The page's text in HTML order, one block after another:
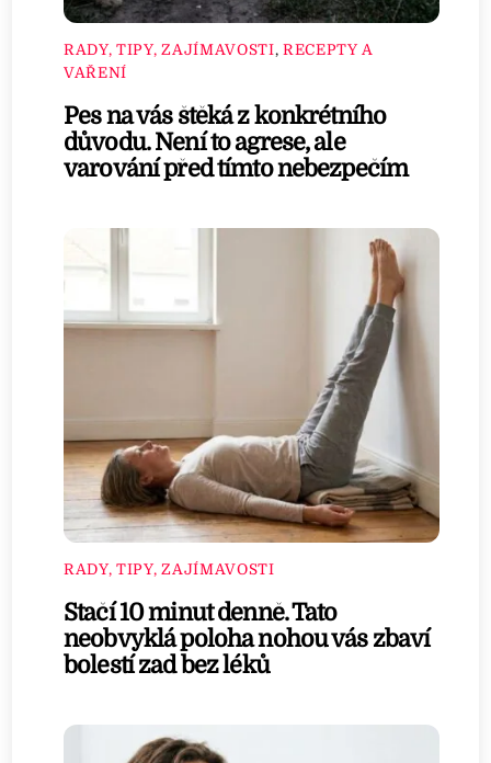
RADY, TIPY, ZAJÍMAVOSTI, RECEPTY A
VAŘENÍ
Pes na vás štěká z konkrétního
důvodu. Není to agrese, ale
varování před tímto nebezpečím
RADY, TIPY, ZAJÍMAVOSTI
Stačí 10 minut denně. Tato
neobvyklá poloha nohou vás zbaví
bolestí zad bez léků